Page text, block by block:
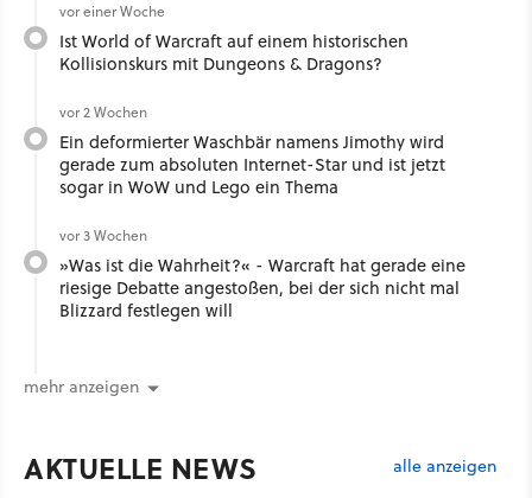
vor einer Woche
Ist World of Warcraft auf einem historischen
Kollisionskurs mit Dungeons & Dragons?
vor 2 Wochen
Ein deformierter Waschbär namens Jimothy wird
gerade zum absoluten Internet-Star und ist jetzt
sogar in WoW und Lego ein Thema
vor 3 Wochen
»Was ist die Wahrheit?« - Warcraft hat gerade eine
riesige Debatte angestoßen, bei der sich nicht mal
Blizzard festlegen will
mehr anzeigen
AKTUELLE NEWS alle anzeigen